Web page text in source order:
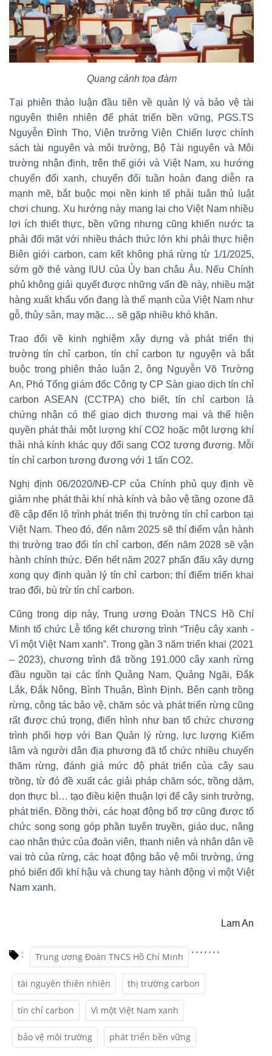
Quang cảnh tọa đàm
Tại phiên thảo luận đầu tiên về quản lý và bảo vệ tài
nguyên thiên nhiên để phát triển bền vững, PGS.TS
Nguyễn Đình Thọ, Viện trưởng Viện Chiến lược chính
sách tài nguyên và môi trường, Bộ Tài nguyên và Môi
trường nhận định, trên thế giới và Việt Nam, xu hướng
chuyển đổi xanh, chuyển đổi tuần hoàn đang diễn ra
mạnh mẽ, bắt buộc mọi nền kinh tế phải tuân thủ luật
chơi chung. Xu hướng này mang lại cho Việt Nam nhiều
lợi ích thiết thực, bền vững nhưng cũng khiến nước ta
phải đối mặt với nhiều thách thức lớn khi phải thực hiện
Biên giới carbon, cam kết không phá rừng từ 1/1/2025,
sớm gỡ thẻ vàng IUU của Ủy ban châu Âu. Nếu Chính
phủ không giải quyết được những vấn đề này, nhiều mặt
hàng xuất khẩu vốn đang là thế mạnh của Việt Nam như
gỗ, thủy sản, may mặc… sẽ gặp nhiều khó khăn.
Trao đổi về kinh nghiệm xây dựng và phát triển thị
trường tín chỉ carbon, tín chỉ carbon tự nguyện và bắt
buộc trong phiên thảo luận 2, ông Nguyễn Võ Trường
An, Phó Tổng giám đốc Công ty CP Sàn giao dịch tín chỉ
carbon ASEAN (CCTPA) cho biết, tín chỉ carbon là
chứng nhận có thể giao dịch thương mại và thể hiện
quyền phát thải một lượng khí CO2 hoặc một lượng khí
thải nhà kính khác quy đổi sang CO2 tương đương. Mỗi
tín chỉ carbon tương đương với 1 tấn CO2.
Nghị định 06/2020/NĐ-CP của Chính phủ quy định về
giảm nhẹ phát thải khí nhà kính và bảo vệ tầng ozone đã
đề cập đến lộ trình phát triển thị trường tín chỉ carbon tại
Việt Nam. Theo đó, đến năm 2025 sẽ thí điểm vận hành
thị trường trao đổi tín chỉ carbon, đến năm 2028 sẽ vận
hành chính thức. Đến hết năm 2027 phấn đấu xây dựng
xong quy định quản lý tín chỉ carbon; thí điểm triển khai
trao đổi, bù trừ tín chỉ carbon.
Cũng trong dịp này, Trung ương Đoàn TNCS Hồ Chí
Minh tổ chức Lễ tổng kết chương trình “Triệu cây xanh -
Vì một Việt Nam xanh”. Trong gần 3 năm triển khai (2021
– 2023), chương trình đã trồng 191.000 cây xanh rừng
đầu nguồn tại các tỉnh Quảng Nam, Quảng Ngãi, Đắk
Lắk, Đắk Nông, Bình Thuận, Bình Định. Bên cạnh trồng
rừng, công tác bảo vệ, chăm sóc và phát triển rừng cũng
rất được chú trọng, điển hình như ban tổ chức chương
trình phối hợp với Ban Quản lý rừng, lực lượng Kiểm
lâm và người dân địa phương đã tổ chức nhiều chuyến
thăm rừng, đánh giá mức độ phát triển của cây sau
trồng, từ đó đề xuất các giải pháp chăm sóc, trồng dặm,
dọn thực bì… tạo điều kiện thuận lợi để cây sinh trưởng,
phát triển. Đồng thời, các hoạt động bổ trợ cũng được tổ
chức song song góp phần tuyên truyền, giáo dục, nâng
cao nhận thức của đoàn viên, thanh niên và nhân dân về
vai trò của rừng, các hoạt động bảo vệ môi trường, ứng
phó biến đổi khí hậu và chung tay hành động vì một Việt
Nam xanh.
Lam An
: Trung ương Đoàn TNCS Hồ Chí Minh
,
tài nguyên thiên nhiên
,
thị trường carbon
,
tín chỉ carbon
,
Vì một Việt Nam xanh
,
bảo vệ môi trường
,
phát triển bền vững
,